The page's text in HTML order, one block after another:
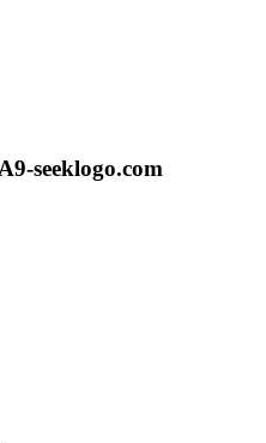
seeklogo.com